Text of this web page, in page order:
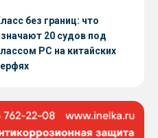
без границ: что
20 судов под
РС на китайских